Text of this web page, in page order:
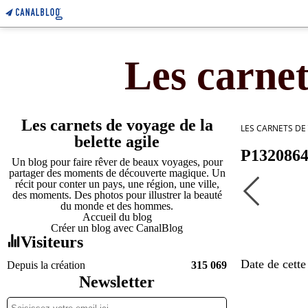
Les
Les carnets de voyage de la
belette agile
Un blog pour faire rêver de beaux voyages, pour
partager des moments de découverte magique. Un
récit pour conter un pays, une région, une ville,
des moments. Des photos pour illustrer la beauté
du monde et des hommes.
Accueil du blog
Créer un blog avec CanalBlog
Visiteurs
Depuis la création 315 069
Newsletter
LES CARNETS
P1320864
Date de